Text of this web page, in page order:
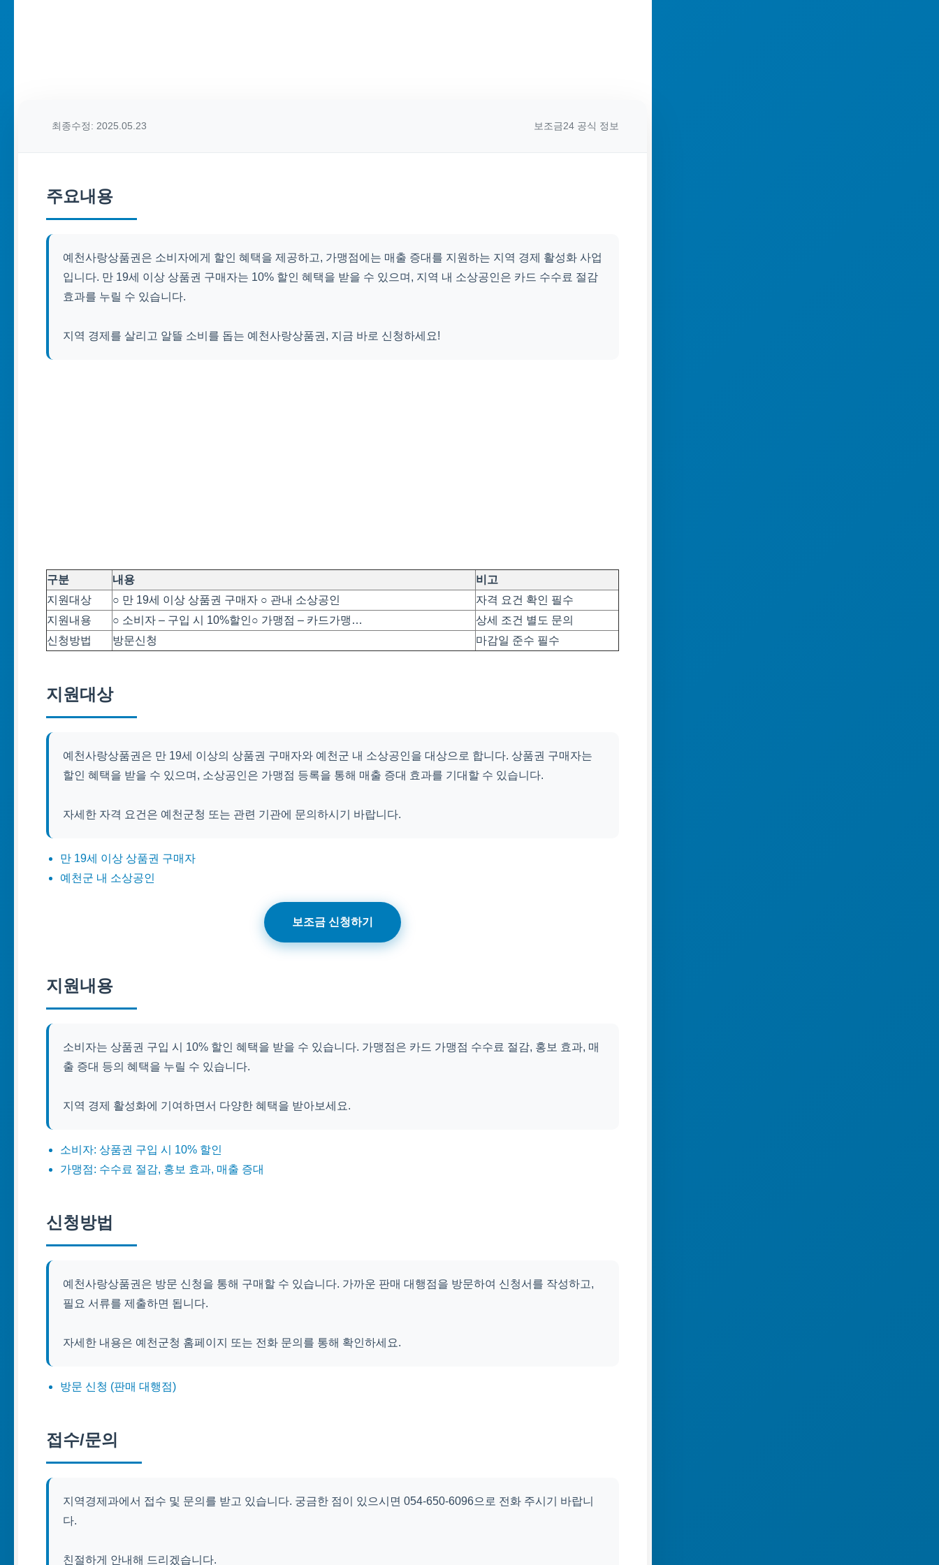
최종수정: 2025.05.23 보조금24 공식 정보
주요내용
예천사랑상품권은 소비자에게 할인 혜택을 제공하고, 가맹점에는 매출 증대를 지원하는 지역 경제 활성화 사업
입니다. 만 19세 이상 상품권 구매자는 10% 할인 혜택을 받을 수 있으며, 지역 내 소상공인은 카드 수수료 절감
효과를 누릴 수 있습니다.
지역 경제를 살리고 알뜰 소비를 돕는 예천사랑상품권, 지금 바로 신청하세요!
구분 내용
비고
지원대상
○ 만 19세 이상 상품권 구매자 ○ 관내 소상공인
자격 요건 확인 필수
지원내용
○ 소비자 – 구입 시 10%할인○ 가맹점 – 카드가맹…
상세 조건 별도 문의
신청방법
방문신청 마감일 준수 필수
지원대상
예천사랑상품권은 만 19세 이상의 상품권 구매자와 예천군 내 소상공인을 대상으로 합니다. 상품권 구매자는
할인 혜택을 받을 수 있으며, 소상공인은 가맹점 등록을 통해 매출 증대 효과를 기대할 수 있습니다.
자세한 자격 요건은 예천군청 또는 관련 기관에 문의하시기 바랍니다.
만 19세 이상 상품권 구매자
예천군 내 소상공인
보조금 신청하기
지원내용
소비자는 상품권 구입 시 10% 할인 혜택을 받을 수 있습니다. 가맹점은 카드 가맹점 수수료 절감, 홍보 효과, 매
출 증대 등의 혜택을 누릴 수 있습니다.
지역 경제 활성화에 기여하면서 다양한 혜택을 받아보세요.
소비자: 상품권 구입 시 10% 할인
가맹점: 수수료 절감, 홍보 효과, 매출 증대
신청방법
예천사랑상품권은 방문 신청을 통해 구매할 수 있습니다. 가까운 판매 대행점을 방문하여 신청서를 작성하고,
필요 서류를 제출하면 됩니다.
자세한 내용은 예천군청 홈페이지 또는 전화 문의를 통해 확인하세요.
방문 신청 (판매 대행점)
접수/문의
지역경제과에서 접수 및 문의를 받고 있습니다. 궁금한 점이 있으시면 054-650-6096으로 전화 주시기 바랍니
다.
친절하게 안내해 드리겠습니다.